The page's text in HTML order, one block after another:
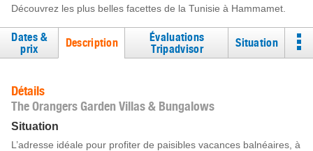
Découvrez les plus belles facettes de la Tunisie à Hammamet.
Dates &
prix
Description
Évaluations
Tripadvisor
Situation
Détails
The Orangers Garden Villas & Bungalows
Situation
L’adresse idéale pour profiter de paisibles vacances balnéaires, à